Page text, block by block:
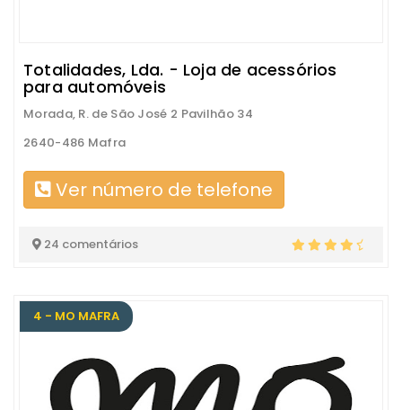
Totalidades, Lda. - Loja de acessórios
para automóveis
Morada, R. de São José 2 Pavilhão 34
2640-486 Mafra
Ver número de telefone
24 comentários
4 - MO MAFRA